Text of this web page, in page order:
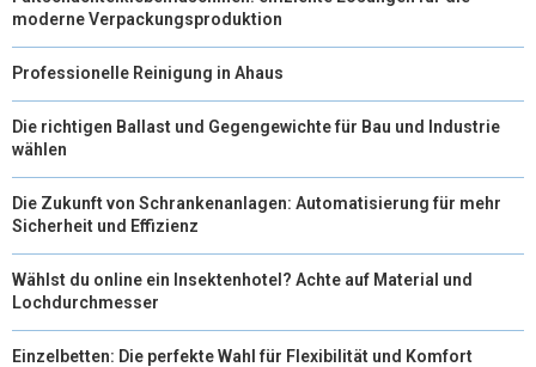
moderne Verpackungsproduktion
Professionelle Reinigung in Ahaus
Die richtigen Ballast und Gegengewichte für Bau und Industrie
wählen
Die Zukunft von Schrankenanlagen: Automatisierung für mehr
Sicherheit und Effizienz
Wählst du online ein Insektenhotel? Achte auf Material und
Lochdurchmesser
Einzelbetten: Die perfekte Wahl für Flexibilität und Komfort